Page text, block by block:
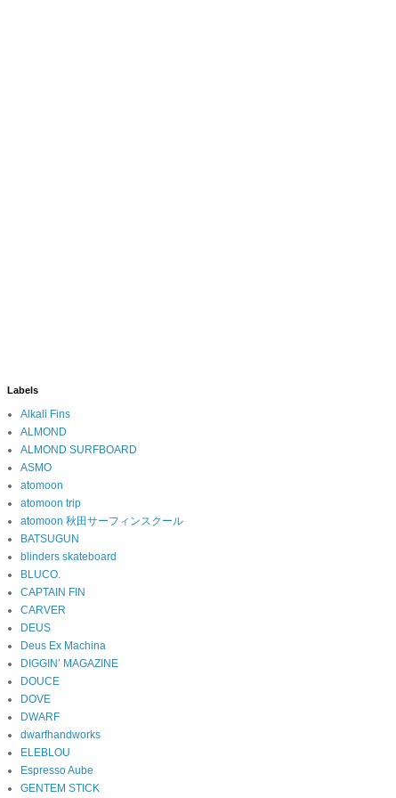
Labels
Alkali Fins
ALMOND
ALMOND SURFBOARD
ASMO
atomoon
atomoon trip
atomoon 秋田サーフィンスクール
BATSUGUN
blinders skateboard
BLUCO.
CAPTAIN FIN
CARVER
DEUS
Deus Ex Machina
DIGGIN’ MAGAZINE
DOUCE
DOVE
DWARF
dwarfhandworks
ELEBLOU
Espresso Aube
GENTEM STICK